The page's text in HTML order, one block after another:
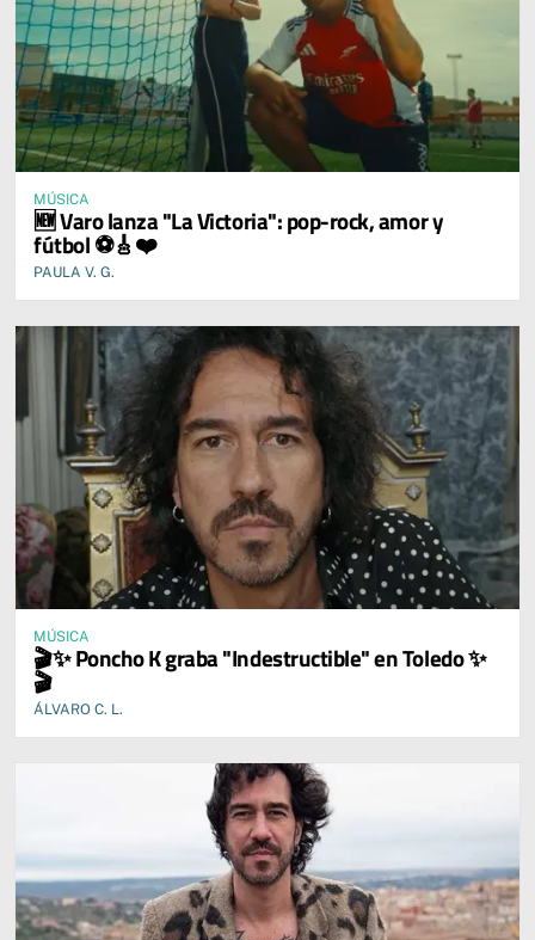
MÚSICA
🆕 Varo lanza "La Victoria": pop-rock, amor y
fútbol ⚽🎸❤️
PAULA V. G.
MÚSICA
🎬✨ Poncho K graba "Indestructible" en Toledo ✨
🎬
ÁLVARO C. L.